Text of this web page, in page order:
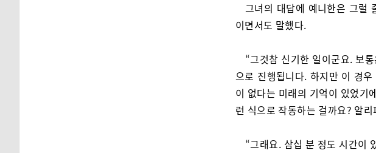
그녀의 대답에 예니한은 그럴
이면서도 말했다.
“그것참 신기한 일이군요. 보
으로 진행됩니다. 하지만 이 경
이 없다는 미래의 기억이 있었
런 식으로 작동하는 걸까요? 알
“그래요. 삼십 분 정도 시간이